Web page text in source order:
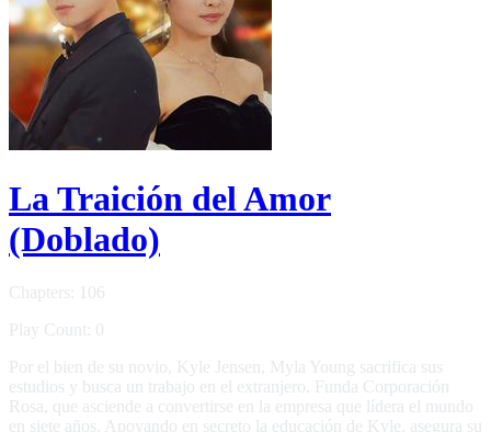
La Traición del Amor
(Doblado)
Chapters: 106
Play Count: 0
Por el bien de su novio, Kyle Jensen, Myla Young sacrifica sus
estudios y busca un trabajo en el extranjero. Funda Corporación
Rosa, que asciende a convertirse en la empresa que lídera el mundo
en siete años. Apoyando en secreto la educación de Kyle, asegura su